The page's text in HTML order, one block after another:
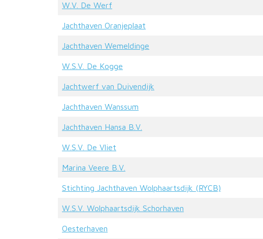
W.V. De Werf
Jachthaven Oranjeplaat
Jachthaven Wemeldinge
W.S.V. De Kogge
Jachtwerf van Duivendijk
Jachthaven Wanssum
Jachthaven Hansa B.V.
W.S.V. De Vliet
Marina Veere B.V.
Stichting Jachthaven Wolphaartsdijk (RYCB)
W.S.V. Wolphaartsdijk Schorhaven
Oesterhaven